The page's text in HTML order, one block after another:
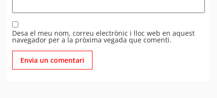
Desa el meu nom, correu electrònic i lloc web en aquest
navegador per a la pròxima vegada que comenti.